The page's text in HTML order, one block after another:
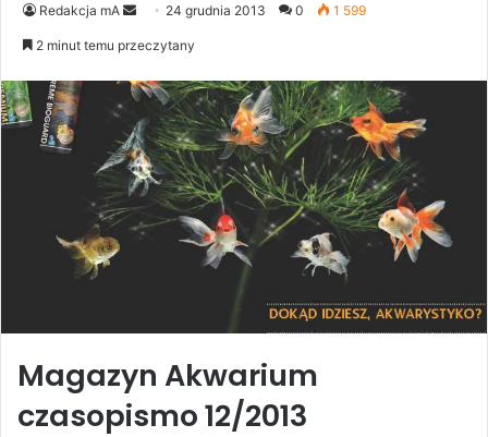
Redakcja mA
Send 24 grudnia 2013 0 1 599
2 minut temu przeczytany
Magazyn Akwarium
czasopismo 12/2013